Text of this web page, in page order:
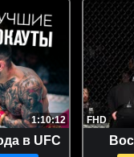
1:10:12
в UFC
FHD